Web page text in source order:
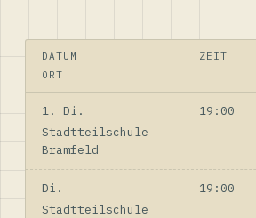
DATUM
ZEIT
ORT
1. Di.
19:00
Stadtteilschule
Bramfeld
Di.
19:00
Stadtteilschule